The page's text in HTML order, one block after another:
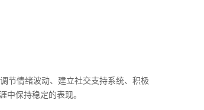
节情绪波动、建立社交支持系统、积极
保持稳定的表现。